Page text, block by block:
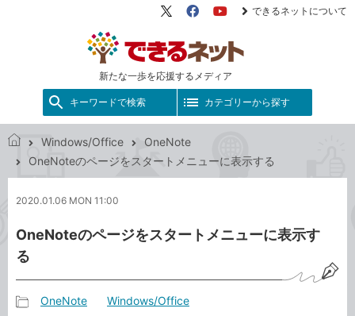
新たな一歩を応援するメディア
X（旧
FacebookYouTube
できるネットについて
キーワードで検索 カテゴリーから探す
で
ネ
ト
Windows/Office
OneNote
OneNoteのページをスタートメニューに表示する
2020.01.06 MON 11:00
OneNoteのページをスタートメニューに表示す
る
OneNote Windows/Office